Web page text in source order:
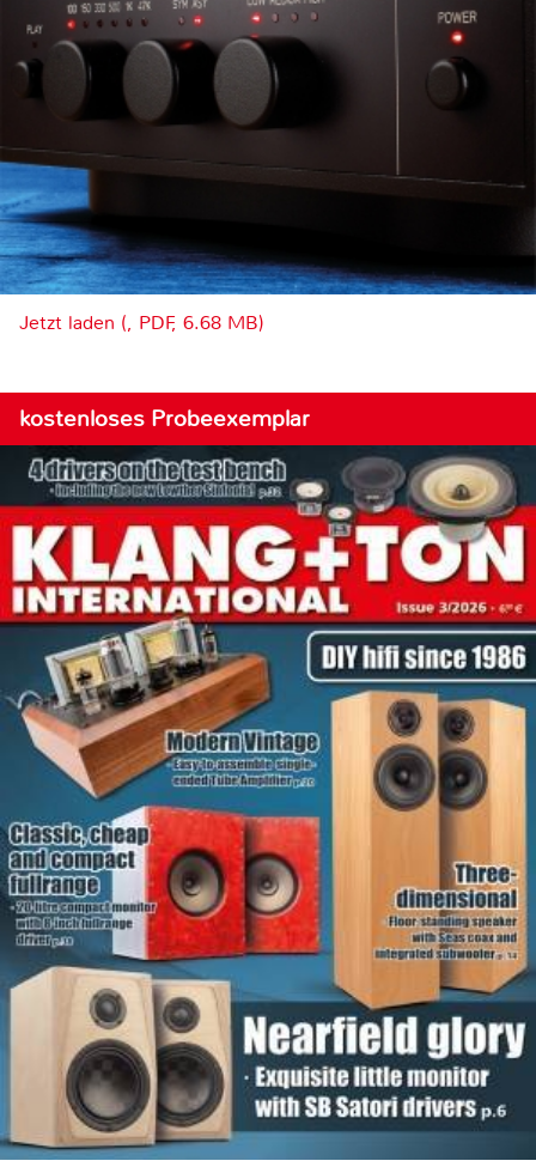
Jetzt laden (, PDF, 6.68 MB)
kostenloses Probeexemplar